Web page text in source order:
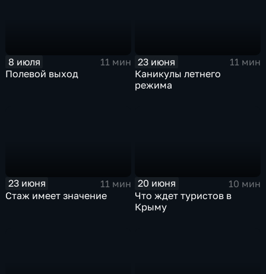
8 июля
11 мин
Полевой выход
23 июня
11 мин
Каникулы летнего
режима
23 июня
11 мин
Стаж имеет значение
20 июня
10 мин
Что ждет туристов в
Крыму